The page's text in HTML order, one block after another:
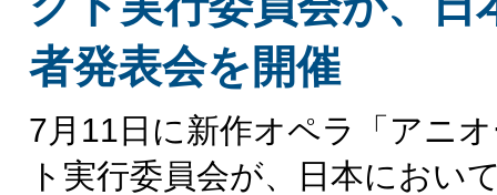
者発表会を開催
7月11日に新作オペラ「アニ
ト実行委員会が、日本におい